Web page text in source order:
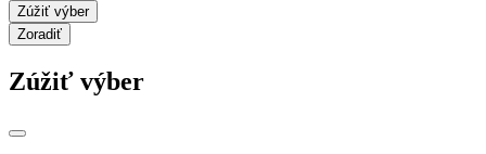
Zúžiť výber
Zoradiť
Zúžiť výber